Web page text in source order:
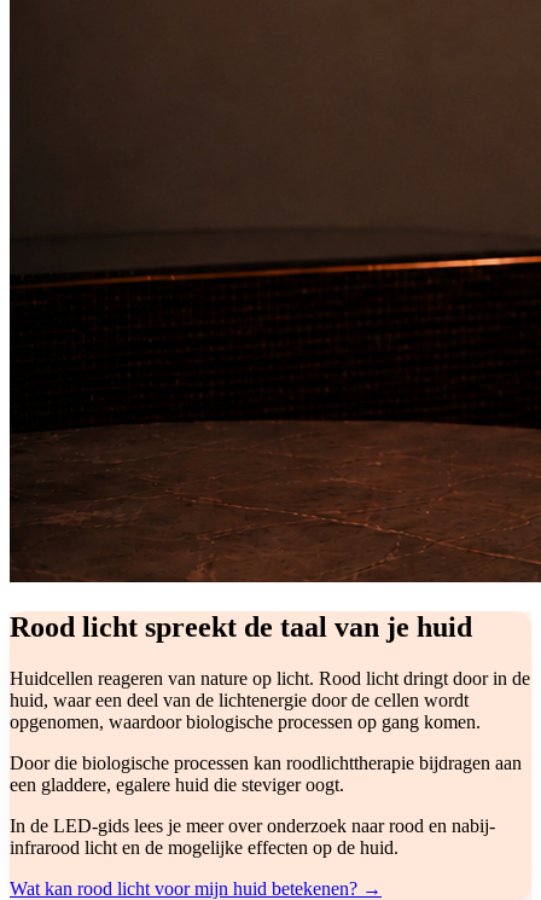
Rood licht spreekt de taal van je huid
Huidcellen reageren van nature op licht. Rood licht dringt door in de
huid, waar een deel van de lichtenergie door de cellen wordt
opgenomen, waardoor biologische processen op gang komen.
Door die biologische processen kan roodlichttherapie bijdragen aan
een gladdere, egalere huid die steviger oogt.
In de LED-gids lees je meer over onderzoek naar rood en nabij-
infrarood licht en de mogelijke effecten op de huid.
Wat kan rood licht voor mijn huid betekenen? →